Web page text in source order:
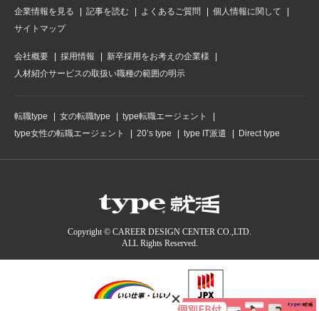
企業情報を見る
記事を読む よくあるご質問
個人情報に関して
サイトマップ
会社概要 採用情報
新卒採用をお考えの企業様
人材紹介サービスの取扱い職種の範囲の明示
転職type 女の転職type
type転職エージェント
type女性の転職エージェント
20’s type type IT派遣 Direct type
Copyright © CAREER DESIGN CENTER CO.,LTD.
ALL Rights Reserved.